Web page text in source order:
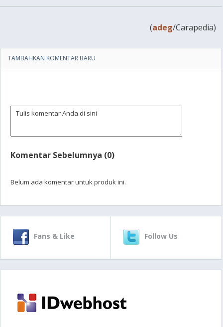
(adeg/Carapedia)
TAMBAHKAN KOMENTAR BARU
Komentar Sebelumnya (0)
Belum ada komentar untuk produk ini.
Fans & Like Follow Us